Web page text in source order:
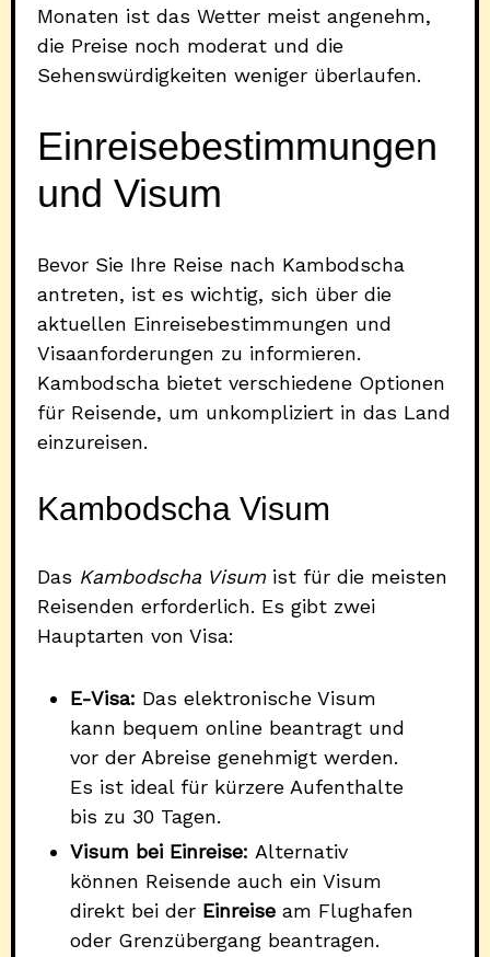
Monaten ist das Wetter meist angenehm,
die Preise noch moderat und die
Sehenswürdigkeiten weniger überlaufen.
Einreisebestimmungen
und Visum
Bevor Sie Ihre Reise nach Kambodscha
antreten, ist es wichtig, sich über die
aktuellen Einreisebestimmungen und
Visaanforderungen zu informieren.
Kambodscha bietet verschiedene Optionen
für Reisende, um unkompliziert in das Land
einzureisen.
Kambodscha Visum
Das Kambodscha Visumist für die meisten
Reisenden erforderlich. Es gibt zwei
Hauptarten von Visa:
E-Visa: Das elektronische Visum
kann bequem online beantragt und
vor der Abreise genehmigt werden.
Es ist ideal für kürzere Aufenthalte
bis zu 30 Tagen.
Visum bei Einreise: Alternativ
können Reisende auch ein Visum
direkt bei der Einreise am Flughafen
oder Grenzübergang beantragen.